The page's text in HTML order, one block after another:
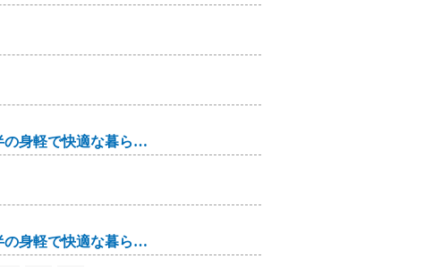
コラム(19)【片づけで叶える】人生後半の身軽で快適な暮らし方
コラム(18)【片づけで叶える】人生後半の身軽で快適な暮らし方